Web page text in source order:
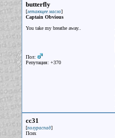
butterfly
[летающее масло]
Captain Obvious
You take my breathe away..
Пол:
Репутация: +370
cc31
[полураспад]
Псих